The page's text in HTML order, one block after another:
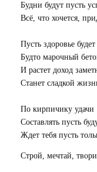
Будни будут пусть
Всё, что хочется,
Пусть здоровье
Будто марочный
И растет доход
Станет сладкой
По кирпичику удачи
Составлять пусть
Ждет тебя пусть
Строй, мечтай,